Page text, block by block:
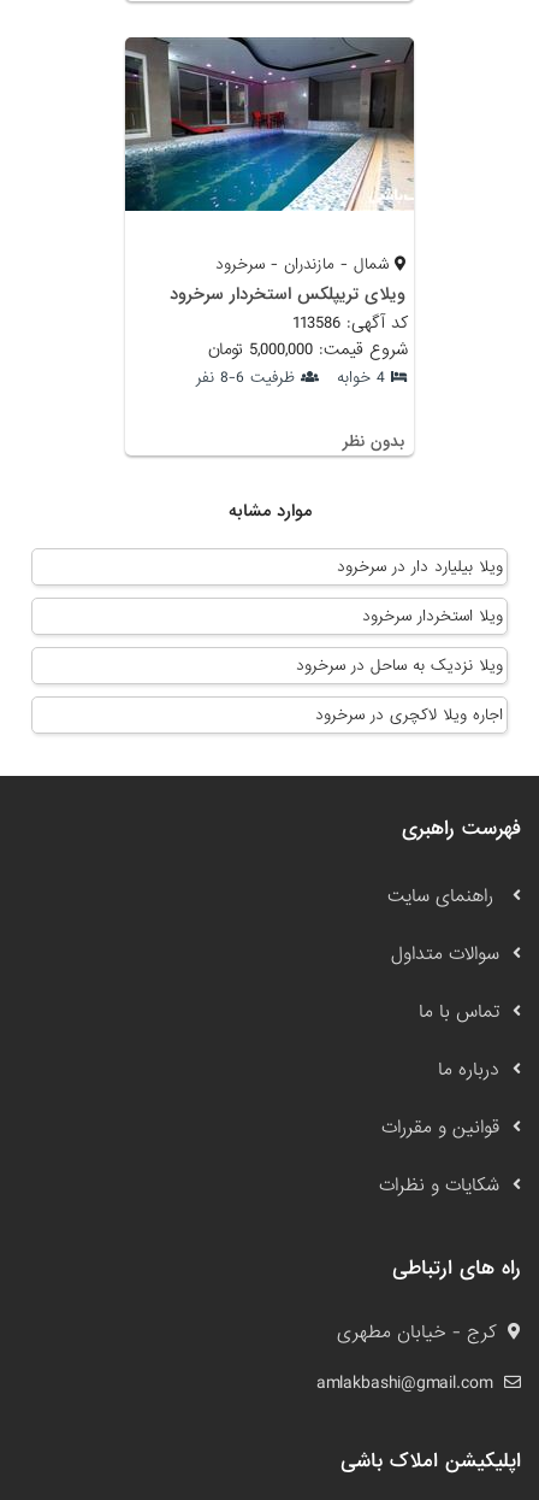
شمال - مازندران - سرخرود
ویلای تریپلکس استخردار سرخرود
کد آگهی: 113586
شروع قیمت: 5,000,000 تومان
4 خوابه ظرفیت 6-8 نفر
بدون نظر
موارد مشابه
ویلا بیلیارد دار در سرخرود
ویلا استخردار سرخرود
ویلا نزدیک به ساحل در سرخرود
اجاره ویلا لاکچری در سرخرود
فهرست راهبری
راهنمای سایت
سوالات متداول
تماس با ما
درباره ما
قوانین و مقررات
شکایات و نظرات
راه های ارتباطی
کرج - خیابان مطهری
amlakbashi@gmail.com
اپلیکیشن املاک باشی